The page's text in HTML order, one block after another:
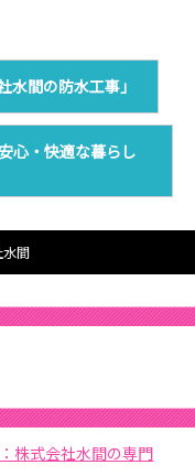
水間の防水工事」
心・快適な暮らし
間
株式会社水間の専門